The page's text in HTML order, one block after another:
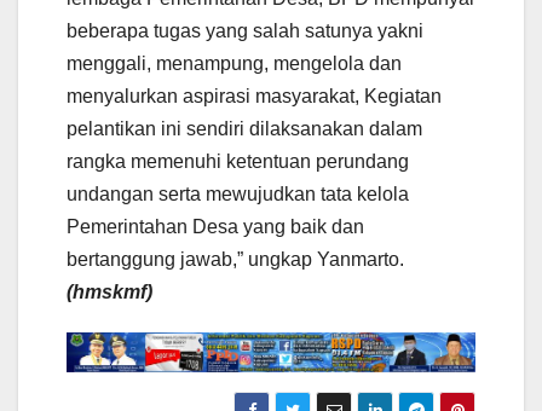
beberapa tugas yang salah satunya yakni
menggali, menampung, mengelola dan
menyalurkan aspirasi masyarakat, Kegiatan
pelantikan ini sendiri dilaksanakan dalam
rangka memenuhi ketentuan perundang
undangan serta mewujudkan tata kelola
Pemerintahan Desa yang baik dan
bertanggung jawab,” ungkap Yanmarto.
(hmskmf)